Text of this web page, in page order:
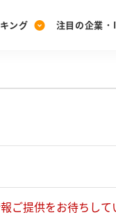
[27卒] 本選考
ング 注目の企業
28卒 IT・DX企
究
ご提供をお待ちして